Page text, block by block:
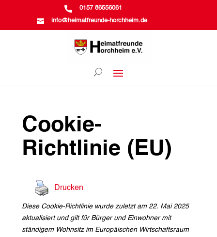
 0157 86556061
 info@heimatfreunde-horchheim.de
Cookie-
Richtlinie (EU)
Drucken
Diese Cookie-Richtlinie wurde zuletzt am 22. Mai 2025
aktualisiert und gilt für Bürger und Einwohner mit
ständigem Wohnsitz im Europäischen Wirtschaftsraum